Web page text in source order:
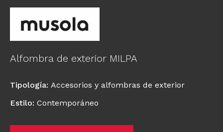
Alfombra de exterior MILPA
Tipología: Accesorios y alfombras de exterior
Estilo: Contemporáneo